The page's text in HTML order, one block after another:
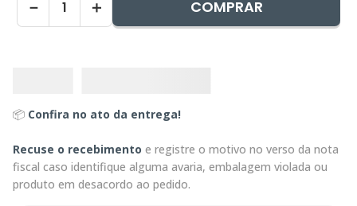
＋
－ COMPRAR
📦 Confira no ato da entrega!
Recuse o recebimento e registre o motivo no verso da nota
fiscal caso identifique alguma avaria, embalagem violada ou
produto em desacordo ao pedido.